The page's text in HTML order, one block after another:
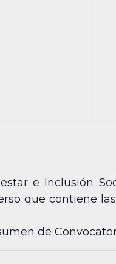
e Inclusión
que contiene
de